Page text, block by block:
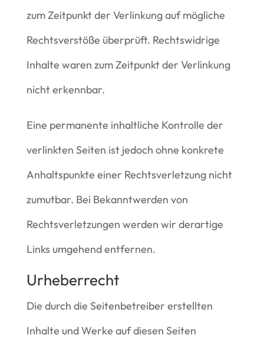
zum Zeitpunkt der Verlinkung auf mögliche
Rechtsverstöße überprüft. Rechtswidrige
Inhalte waren zum Zeitpunkt der Verlinkung
nicht erkennbar.
Eine permanente inhaltliche Kontrolle der
verlinkten Seiten ist jedoch ohne konkrete
Anhaltspunkte einer Rechtsverletzung nicht
zumutbar. Bei Bekanntwerden von
Rechtsverletzungen werden wir derartige
Links umgehend entfernen.
Urheberrecht
Die durch die Seitenbetreiber erstellten
Inhalte und Werke auf diesen Seiten